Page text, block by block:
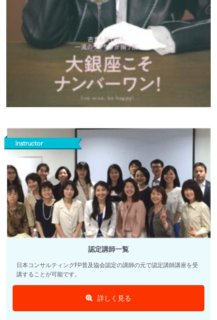
認定講師一覧
日本コンサルティングFP普及協会認定の講師の元で認定講師講座を受
講することが可能です。
詳しく見る